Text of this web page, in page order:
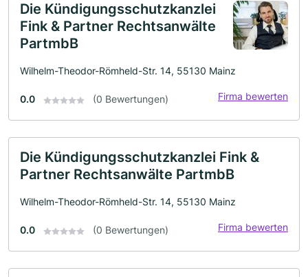
Die Kündigungsschutzkanzlei
Fink & Partner Rechtsanwälte
PartmbB
Wilhelm-Theodor-Römheld-Str. 14, 55130 Mainz
0.0 (0 Bewertungen) Firma bewerten
Die Kündigungsschutzkanzlei Fink &
Partner Rechtsanwälte PartmbB
Wilhelm-Theodor-Römheld-Str. 14, 55130 Mainz
0.0 (0 Bewertungen) Firma bewerten